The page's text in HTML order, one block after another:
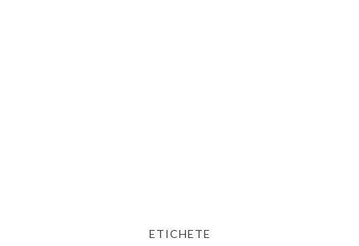
ETICHETE